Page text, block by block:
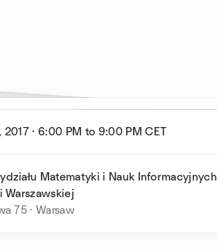
2017 ·6:00 PM to 9:00 PM CET
Matematyki i Nauk Informacyjnych
Warszawskiej
75 · Warsaw